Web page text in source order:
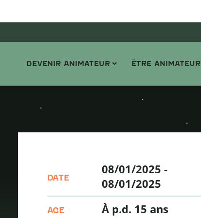
DEVENIR ANIMATEUR ÊTRE ANIMATEUR
DATE
08/01/2025 -
08/01/2025
AGE À p.d. 15 ans